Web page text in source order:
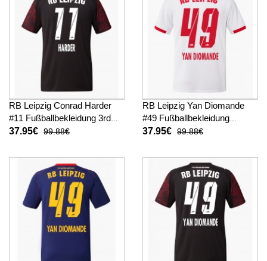
RB Leipzig Conrad Harder
#11 Fußballbekleidung 3rd
trikot 2025-26 Kurzarm
37.95€ 99.88€
RB Leipzig Yan Diomande
#49 Fußballbekleidung
Heimtrikot 2025-26 Kurzarm
37.95€ 99.88€